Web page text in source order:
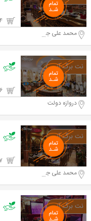
محمد علی جناح
دروازه دولت
محمد علی جناح